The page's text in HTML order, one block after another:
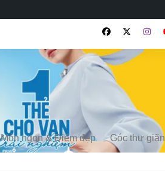
Món ngon & Điểm đẹp Góc thư giãn